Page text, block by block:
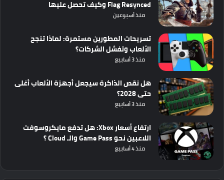
Flag Resynced وكيف تحصل عليها
منذ أسبوعين
تسريحات المطورين مستمرة: لماذا تنجح
الألعاب وتفشل الشركات؟
منذ 3 أسابيع
هل نقص الذاكرة سيجعل أجهزة الألعاب أغلى
حتى 2028؟
منذ 3 أسابيع
ارتفاع أسعار Xbox: هل تدفع مايكروسوفت
اللاعبين نحو Game Pass والـ Cloud ؟
منذ 4 أسابيع